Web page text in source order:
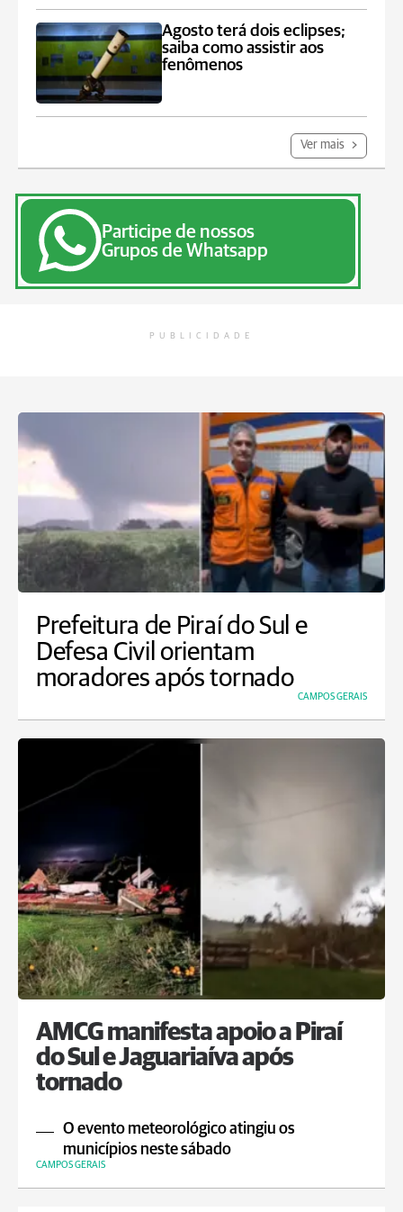
Agosto terá dois eclipses;
saiba como assistir aos
fenômenos
Ver mais
Participe de nossos
Grupos de Whatsapp
PUBLICIDADE
Prefeitura de Piraí do Sul e
Defesa Civil orientam
moradores após tornado
CAMPOS GERAIS
AMCG manifesta apoio a Piraí
do Sul e Jaguariaíva após
tornado
O evento meteorológico atingiu os
municípios neste sábado
CAMPOS GERAIS